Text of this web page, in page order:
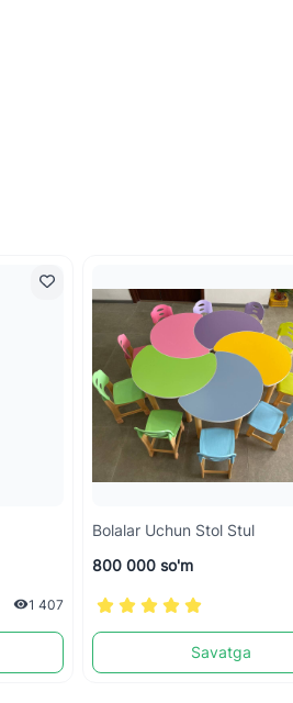
1 407
Bolalar Uchun Stol Stul
800 000 so'm
Savatga